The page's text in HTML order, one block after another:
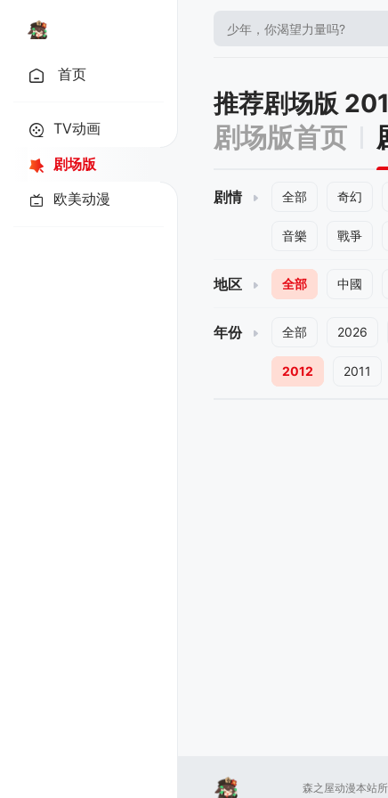
首页
TV动画
剧场版
欧美动漫
推荐剧场版
剧场版首页
剧情 全部 奇幻
音樂 戰爭
地区 全部 中國
年份 全部 2026
2012 2011
森之屋动漫本站